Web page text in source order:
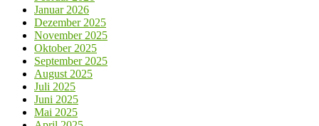
Januar 2026
Dezember 2025
November 2025
Oktober 2025
September 2025
August 2025
Juli 2025
Juni 2025
Mai 2025